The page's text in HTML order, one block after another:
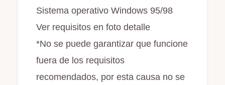
Sistema operativo Windows 95/98
Ver requisitos en foto detalle
*No se puede garantizar que funcione
fuera de los requisitos
recomendados, por esta causa no se